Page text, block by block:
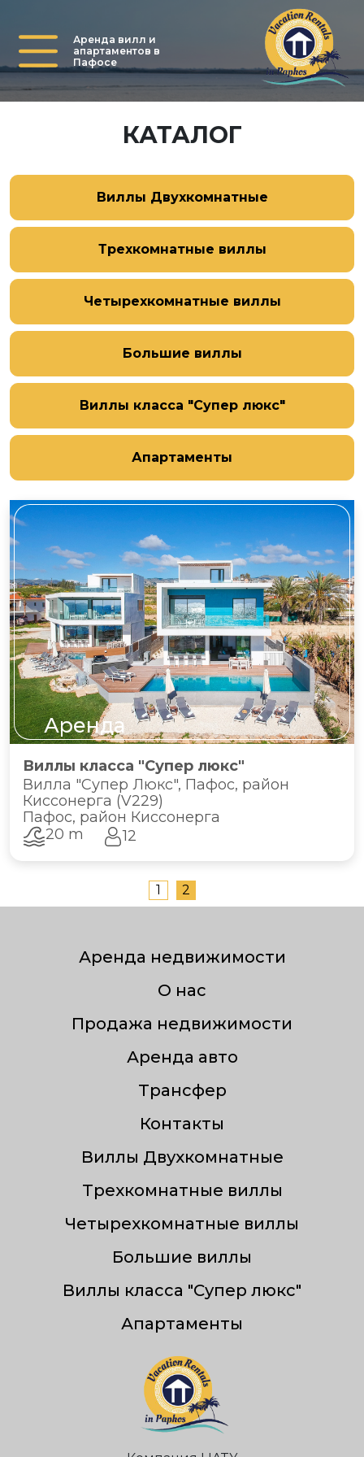
Аренда вилл и
апартаментов в
Пафосе
КАТАЛОГ
Виллы Двухкомнатные
Трехкомнатные виллы
Четырехкомнатные виллы
Большие виллы
Виллы класса "Супер люкс"
Апартаменты
Аренда
Виллы класса "Супер люкс"
Вилла "Супер Люкс", Пафос, район
Киссонерга (V229)
Пафос, район Киссонерга
20 m
12
1 2
Аренда недвижимости
О нас
Продажа недвижимости
Аренда авто
Трансфер
Контакты
Виллы Двухкомнатные
Трехкомнатные виллы
Четырехкомнатные виллы
Большие виллы
Виллы класса "Супер люкс"
Апартаменты